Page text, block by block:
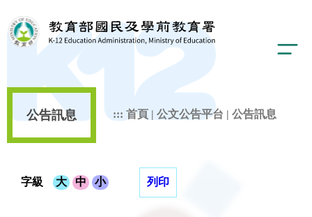
公告訊息 ::: 首頁 | 公文公告平台 | 公告訊息
字級 大 中 小 列印